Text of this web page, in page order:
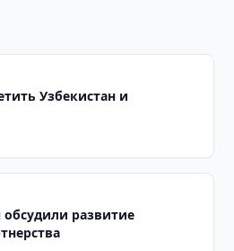
Узбекистан и
развитие